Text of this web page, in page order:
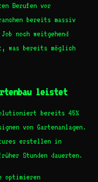
Berufen vor
bereits massiv
noch weitgehend
was bereits möglich
leistet
bereits 45%
von Gartenanlagen.
erstellen in
Stunden dauerten.
optimieren